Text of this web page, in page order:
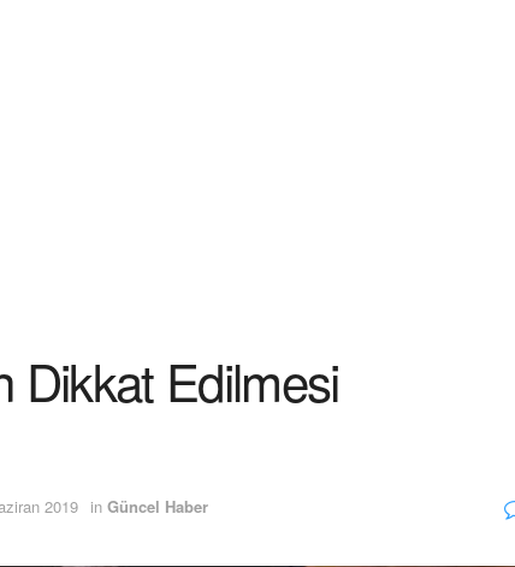
Dikkat Edilmesi
2019 in Güncel Haber